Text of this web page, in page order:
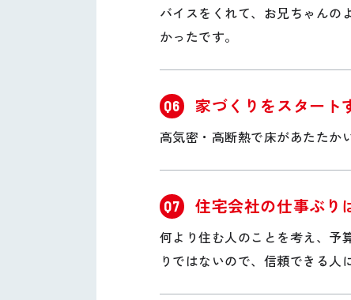
バイスをくれて、お兄ちゃんの
かったです。
Q6 家づくりをスタート
高気密・高断熱で床があたたか
Q7 住宅会社の仕事ぶり
何より住む人のことを考え、予
りではないので、信頼できる人